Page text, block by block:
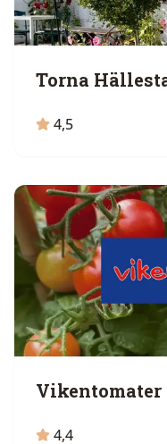
Torna
4,5
Vikentomater
4,4